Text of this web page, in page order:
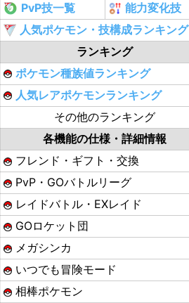
PvP技一覧
能力変化技
人気ポケモン・技構成ランキング
ランキング
ポケモン種族値ランキング
人気レアポケモンランキング
その他のランキング
各機能の仕様・詳細情報
フレンド・ギフト・交換
PvP・GOバトルリーグ
レイドバトル・EXレイド
GOロケット団
メガシンカ
いつでも冒険モード
相棒ポケモン